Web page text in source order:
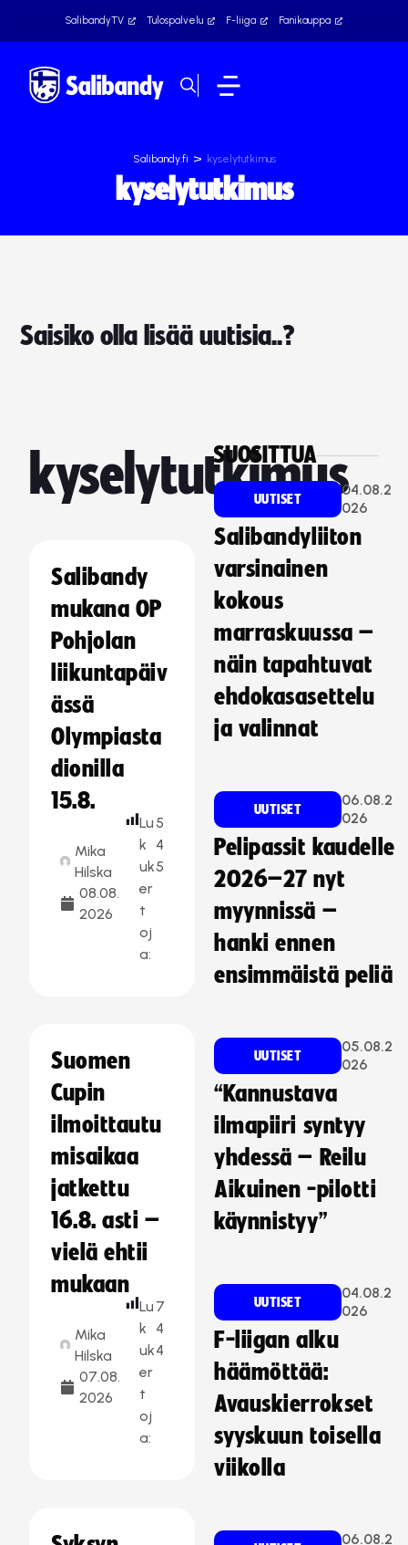
SalibandyTV Tulospalvelu F-liiga Fanikauppa
Salibandy.fi > kyselytutkimus
kyselytutkimus
Saisiko olla lisää uutisia..?
kyselytutkimus
Salibandy
mukana OP
Pohjolan
liikuntapäiv
ässä
Olympiasta
dionilla
15.8.
Mika
Hilska
08.08.
2026
Lu
k
uk
er
t
oj
a:
5
4
5
Suomen
Cupin
ilmoittautu
misaikaa
jatkettu
16.8. asti –
vielä ehtii
mukaan
Mika
Hilska
07.08.
2026
Lu
k
uk
er
t
oj
a:
7
4
4
SUOSITTUA
UUTISET
04.08.2
026
Salibandyliiton
varsinainen
kokous
marraskuussa –
näin tapahtuvat
ehdokasasettelu
ja valinnat
UUTISET
06.08.2
026
Pelipassit kaudelle
2026–27 nyt
myynnissä –
hanki ennen
ensimmäistä peliä
UUTISET
05.08.2
026
“Kannustava
ilmapiiri syntyy
yhdessä – Reilu
Aikuinen -pilotti
käynnistyy”
UUTISET
04.08.2
026
F-liigan alku
häämöttää:
Avauskierrokset
syyskuun toisella
viikolla
06.08.2